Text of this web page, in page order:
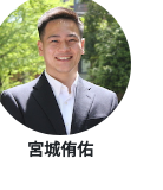
宮城侑佑